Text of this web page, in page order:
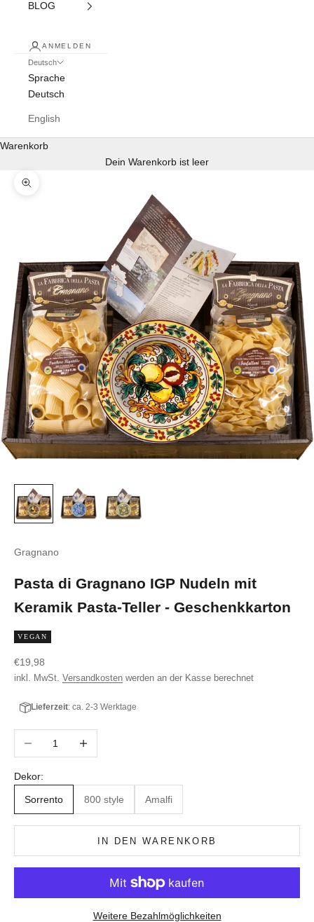
BLOG
ANMELDEN
Deutsch
Sprache
Deutsch
English
Warenkorb
Dein Warenkorb ist leer
Bild vergrößern
Gragnano
Pasta di Gragnano IGP Nudeln mit
Keramik Pasta-Teller - Geschenkkarton
VEGAN
Angebot
€19,98
inkl. MwSt. Versandkosten werden an der Kasse berechnet
Lieferzeit: ca. 2-3 Werktage
Dekor:
Sorrento 800 style Amalfi
IN DEN WARENKORB
Weitere Bezahlmöglichkeiten